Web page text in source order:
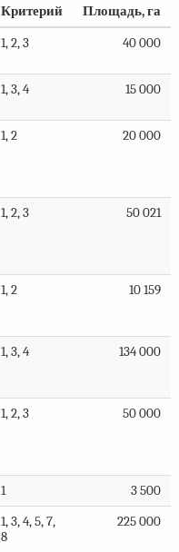
Критерий Площадь, га
1, 2, 3 40 000
1, 3, 4 15 000
1, 2 20 000
1, 2, 3 50 021
1, 2 10 159
1, 3, 4 134 000
1, 2, 3 50 000
1
3 500
1, 3, 4, 5, 7,
8
225 000